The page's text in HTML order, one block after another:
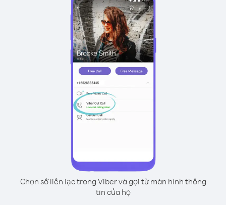
Chọn số liên lạc trong Viber và gọi từ màn hình thông
tin của họ